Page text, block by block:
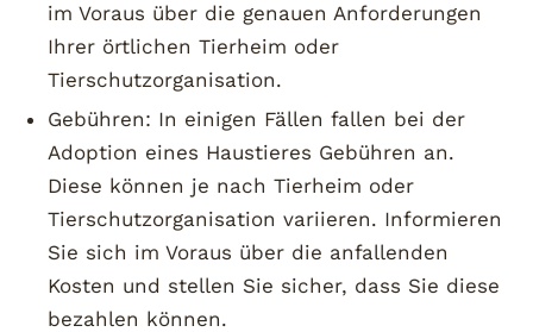
im Voraus über die genauen Anforderungen
Ihrer örtlichen Tierheim oder
Tierschutzorganisation.
Gebühren: In einigen Fällen fallen bei der
Adoption eines Haustieres Gebühren an.
Diese können je nach Tierheim oder
Tierschutzorganisation variieren. Informieren
Sie sich im Voraus über die anfallenden
Kosten und stellen Sie sicher, dass Sie diese
bezahlen können.